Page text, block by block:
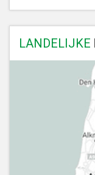
LANDELIJKE